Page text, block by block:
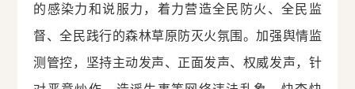
的感染力和说服力，着力营造全民防火、全民监
督、全民践行的森林草原防灭火氛围。加强舆情监
测管控，坚持主动发声、正面发声、权威发声，针